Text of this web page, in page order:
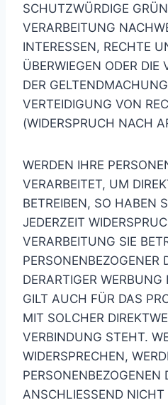
SCHUTZWÜRDIGE
VERARBEITUNG
INTERESSEN, RECHTE
ÜBERWIEGEN ODER DIE
DER
VERTEIDIGUNG VON
(WIDERSPRUCH NACH
WERDEN IHRE
VERARBEITET, UM
BETREIBEN, SO HABEN
JEDERZEIT
VERARBEITUNG SIE
PERSONENBEZOGENER
DERARTIGER
GILT AUCH FÜR DAS
MIT SOLCHER
VERBINDUNG STEHT.
WIDERSPRECHEN,
PERSONENBEZOGENEN
ANSCHLIESSEND